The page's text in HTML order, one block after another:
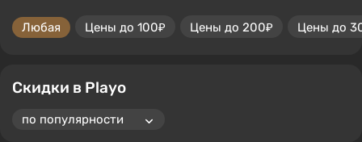
Любая Цены до 100₽ Цены до 200₽ Цены до
Скидки в Playo